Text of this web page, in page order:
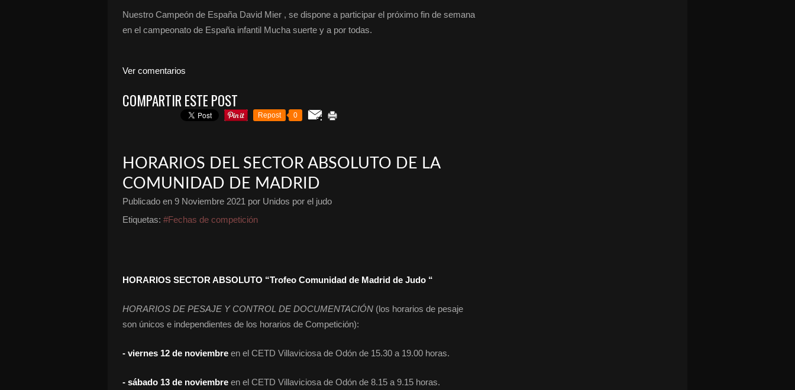
Nuestro Campeón de España David Mier , se dispone a participar el próximo fin de semana
en el campeonato de España infantil Mucha suerte y a por todas.
Ver comentarios
COMPARTIR ESTE POST
Repost 0
HORARIOS DEL SECTOR ABSOLUTO DE LA
COMUNIDAD DE MADRID
Publicado en 9 Noviembre 2021 por Unidos por el judo
Etiquetas: #Fechas de competición
HORARIOS SECTOR ABSOLUTO “Trofeo Comunidad de Madrid de Judo “
HORARIOS DE PESAJE Y CONTROL DE DOCUMENTACIÓN (los horarios de pesaje
son únicos e independientes de los horarios de Competición):
- viernes 12 de noviembre en el CETD Villaviciosa de Odón de 15.30 a 19.00 horas.
- sábado 13 de noviembre en el CETD Villaviciosa de Odón de 8.15 a 9.15 horas.